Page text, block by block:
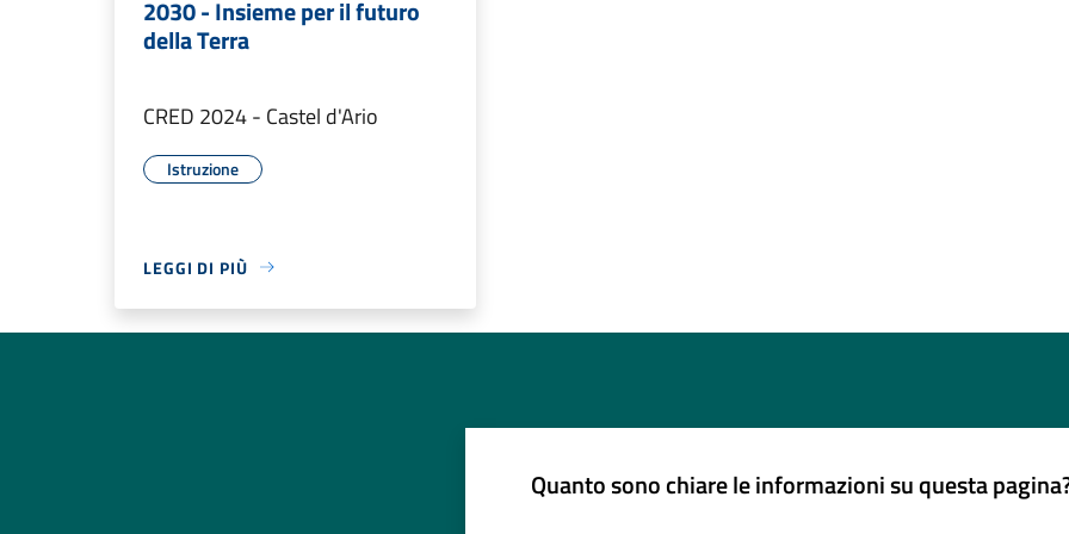
2030 - Insieme per il futuro
della Terra
CRED 2024 - Castel d'Ario
Istruzione
LEGGI DI PIÙ
Quanto sono chiare le informazioni su questa